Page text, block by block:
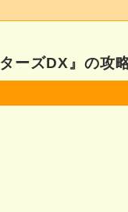
ーズDX』の攻